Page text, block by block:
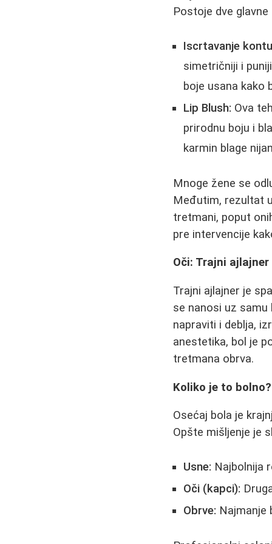
Postoje dve glavne
Iscrtavanje
simetričniji i
boje usana kako
Lip Blush: Ova
prirodnu boju i
karmin blage
Mnoge žene se
Međutim, rezultat
tretmani, poput
pre intervencije
Oči: Trajni ajlajner
Trajni ajlajner je
se nanosi uz
napraviti i deblja,
anestetika, bol je
tretmana obrva.
Koliko je to bolno?
Osećaj bola je
Opšte mišljenje je
Usne: Najbolnija
Oči (kapci):
Obrve: Najmanje